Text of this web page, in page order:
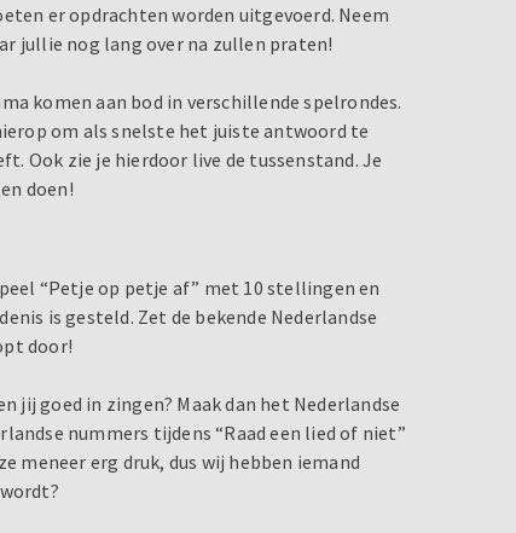
er opdrachten worden uitgevoerd. Neem
jullie nog lang over na zullen praten!
komen aan bod in verschillende spelrondes.
om als snelste het juiste antwoord te
Ook zie je hierdoor live de tussenstand. Je
doen!
“Petje op petje af” met 10 stellingen en
is gesteld. Zet de bekende Nederlandse
door!
jij goed in zingen? Maak dan het Nederlandse
nummers tijdens “Raad een lied of niet”
meneer erg druk, dus wij hebben iemand